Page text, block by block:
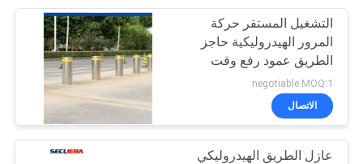
التشغيل المستقر حركة
المرور الهيدروليكية حاجز
الطريق عمود رفع وقت
ارتفاع قابل للتعديل
negotiable MOQ:1
الاتصال
عازل الطريق الهيدروليكي